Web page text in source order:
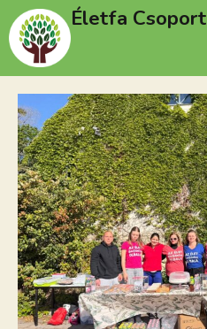
Életfa Csoport